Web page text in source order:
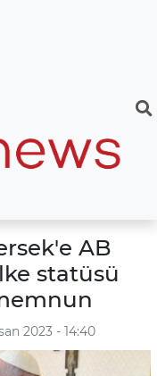
AB
statüsü
2023 - 14:40